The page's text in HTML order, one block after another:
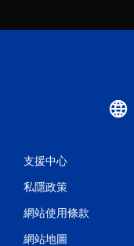
支援中心
私隱政策
網站使用條款
網站地圖